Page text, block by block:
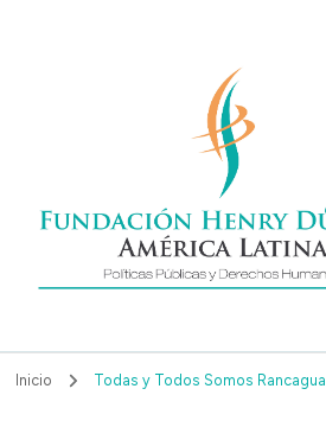
Henry
América Latina
Inicio Todas y Todos Somos Rancagua